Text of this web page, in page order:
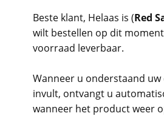
Beste klant, Helaas is (Red
wilt bestellen op dit
voorraad leverbaar.
Wanneer u onderstaand uw
invult, ontvangt u
wanneer het product weer